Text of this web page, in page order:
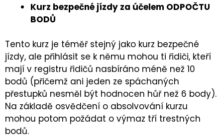
Kurz bezpečné jízdy za účelem ODPOČTU
BODŮ
Tento kurz je téměř stejný jako kurz bezpečné
jízdy, ale přihlásit se k němu mohou ti řidiči, kteří
mají v registru řidičů nasbíráno méně než 10
bodů (přičemž ani jeden ze spáchaných
přestupků nesměl být hodnocen hůř než 6 body).
Na základě osvědčení o absolvování kurzu
mohou potom požádat o výmaz tří trestných
bodů.